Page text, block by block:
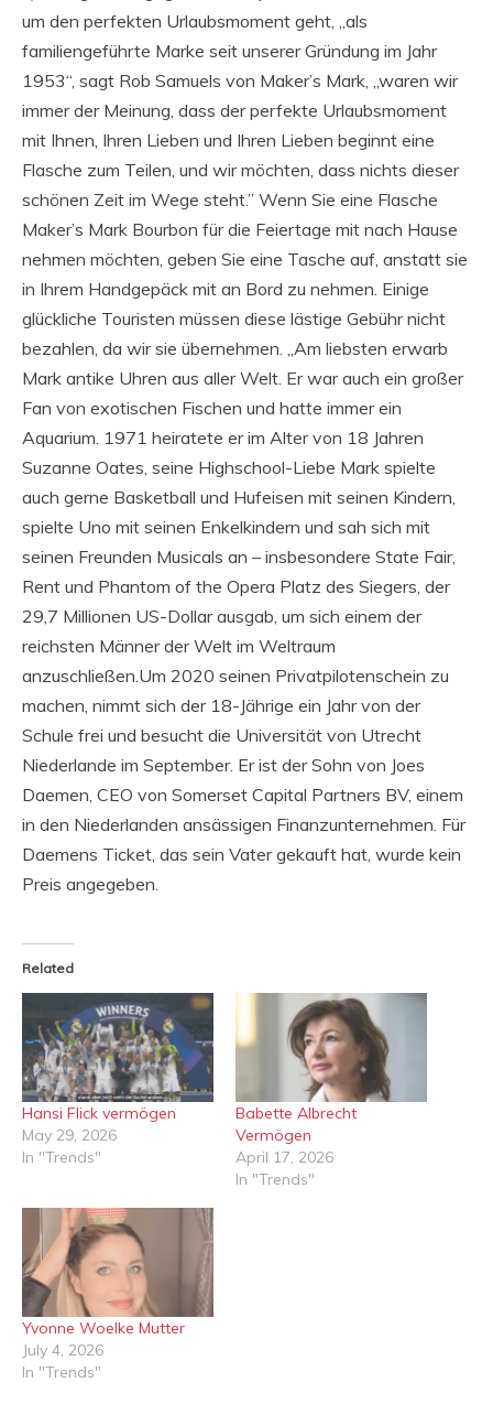
um den perfekten Urlaubsmoment geht, „als
familiengeführte Marke seit unserer Gründung im Jahr
1953“, sagt Rob Samuels von Maker’s Mark, „waren wir
immer der Meinung, dass der perfekte Urlaubsmoment
mit Ihnen, Ihren Lieben und Ihren Lieben beginnt eine
Flasche zum Teilen, und wir möchten, dass nichts dieser
schönen Zeit im Wege steht.” Wenn Sie eine Flasche
Maker’s Mark Bourbon für die Feiertage mit nach Hause
nehmen möchten, geben Sie eine Tasche auf, anstatt sie
in Ihrem Handgepäck mit an Bord zu nehmen. Einige
glückliche Touristen müssen diese lästige Gebühr nicht
bezahlen, da wir sie übernehmen. „Am liebsten erwarb
Mark antike Uhren aus aller Welt. Er war auch ein großer
Fan von exotischen Fischen und hatte immer ein
Aquarium. 1971 heiratete er im Alter von 18 Jahren
Suzanne Oates, seine Highschool-Liebe Mark spielte
auch gerne Basketball und Hufeisen mit seinen Kindern,
spielte Uno mit seinen Enkelkindern und sah sich mit
seinen Freunden Musicals an – insbesondere State Fair,
Rent und Phantom of the Opera Platz des Siegers, der
29,7 Millionen US-Dollar ausgab, um sich einem der
reichsten Männer der Welt im Weltraum
anzuschließen.Um 2020 seinen Privatpilotenschein zu
machen, nimmt sich der 18-Jährige ein Jahr von der
Schule frei und besucht die Universität von Utrecht
Niederlande im September. Er ist der Sohn von Joes
Daemen, CEO von Somerset Capital Partners BV, einem
in den Niederlanden ansässigen Finanzunternehmen. Für
Daemens Ticket, das sein Vater gekauft hat, wurde kein
Preis angegeben.
Related
Hansi Flick vermögen
May 29, 2026
In "Trends"
Babette Albrecht
Vermögen
April 17, 2026
In "Trends"
Yvonne Woelke Mutter
July 4, 2026
In "Trends"